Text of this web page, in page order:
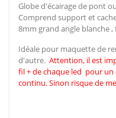
Globe d'écairage de pont
Comprend support et
8mm grand angle blanche
Idéale pour maquette de
d'autre. Attention, il est
fil + de chaque led pour un
continu. Sinon risque de